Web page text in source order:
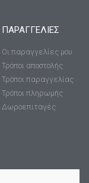
ΠΑΡΑΓΓΕΛΙΕΣ
Οι παραγγελίες μου
Τρόποι αποστολής
Τρόποι παραγγελίας
Τρόποι πληρωμής
Δωροεπιταγές